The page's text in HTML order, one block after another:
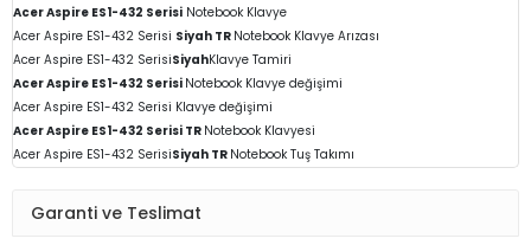
Acer Aspire ES1-432 Serisi Notebook Klavye
Acer Aspire ES1-432 Serisi Siyah TR Notebook Klavye Arızası
Acer Aspire ES1-432 SerisiSiyahKlavye Tamiri
Acer Aspire ES1-432 Serisi Notebook Klavye değişimi
Acer Aspire ES1-432 Serisi Klavye değişimi
Acer Aspire ES1-432 Serisi TR Notebook Klavyesi
Acer Aspire ES1-432 SerisiSiyah TR Notebook Tuş Takımı
Garanti ve Teslimat